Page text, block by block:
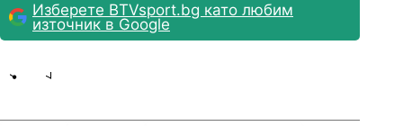
Изберете BTVsport.bg като любим
източник в Google